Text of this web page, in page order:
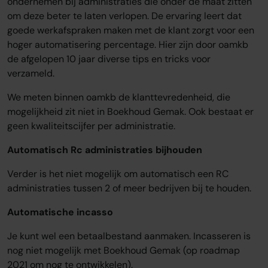
om deze beter te laten verlopen. De ervaring leert dat
goede werkafspraken maken met de klant zorgt voor een
hoger automatisering percentage. Hier zijn door oamkb
de afgelopen 10 jaar diverse tips en tricks voor
verzameld.
We meten binnen oamkb de klanttevredenheid, die
mogelijkheid zit niet in Boekhoud Gemak. Ook bestaat er
geen kwaliteitscijfer per administratie.
Automatisch Rc administraties bijhouden
Verder is het niet mogelijk om automatisch een RC
administraties tussen 2 of meer bedrijven bij te houden.
Automatische incasso
Je kunt wel een betaalbestand aanmaken. Incasseren is
nog niet mogelijk met Boekhoud Gemak (op roadmap
2021 om nog te ontwikkelen).